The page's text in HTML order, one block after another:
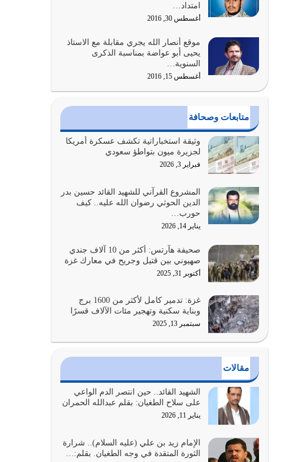
يوليو 30, 2026
والرزق والاستبشار والنجاة والخلود في…
يوليو 29, 2026
هل نحن من الصالحين؟ قيِّم نفسك هنا اترك القرآن
على أصله وأعرض نفسك، وأعرض ما لديك على…
يوليو 27, 2026
عندما يكون عدوك هو عدو الله معناه أن تكون نقاط
الضعف فيه كثيرة وسينصرك الله عليه إذا…
يوليو 26, 2026
أراد الله لهذه الأمة ان تكون خير امة أخرجت للناس
بالنهوض بالأمر بالمعروف والنهي عن…
يوليو 25, 2026
الدين الذي شرعه الله لا يجوز أن يخضع لآرائنا وأهوائنا
واجتهاداتنا لأننا سنختلف ونتفرق
يوليو 24, 2026
يجب أن نعود جميعاً الى القرآن وعندنا أخطاء جميعاً
لنعتصم بحبل الله جميعاً وليس كل…
يوليو 22, 2026
المُلك كله لله تعالى يؤتيه من يشاء وينزعه ممن يشاء
امتداد…
أغسطس 30, 2016
موقع أنصار الله يجري مقابلة مع الاستاذ
يحيى أبو عواضة بمناسبة الذكرى
السنوية…
أغسطس 15, 2016
متابعات وصحافة
وثيقة استخباراتية تكشف عسكرة أمريكا
لجزيرة ميون بتواطؤ سعودي
فبراير 3, 2026
المشروع القرآني للشهيد القائد حسين بدر
الدين الحوثي رضوان الله عليه.. كيف
حورب…
يناير 14, 2026
صحيفة هآرتس: أكثر من 10 آلاف جندي
صهيوني بين قتيل وجريح في معارك غزة
أكتوبر 31, 2025
غزة: تدمير كامل لأكثر من 1600 برج
وبناية سكنية وتهجير مئات الآلاف قسرًا
سبتمبر 13, 2025
مقالات
الشهيد القائد.. حين انتصر الدم الواعي
على سلاح الطغيان: بقلم عبدالله الحمران
يناير 11, 2026
الإمام زيد بن علي (عليه السلام).. شرارة
الثورة المتقدة في وجه الطغيان. بقلم:…